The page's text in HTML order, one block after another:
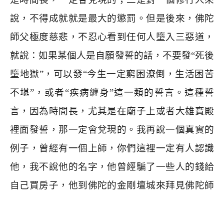
說，不得成就就是最大的懲罰。但是後來，佛陀
師父極度慈悲，不忍心看到任何人墮入三惡道，
就說：如果某個人是自願發誓的話，不要發“死後
墮地獄”，可以發“今生一定窮困潦倒，生活困苦
不堪” ，或者“疾病纏身”這一類的誓言。這種誓
言，因為時間長，尤其是在廟子上或者大雄寶殿
裡面發誓，那一定會兌現的。我再說一個真實的
例子，曾經有一個上師，你們這裡一定有人認識
他，我不說他的名字，他曾經騙了一些人的錢給
自己買房子，他到佛陀的金剛壇城來拜見佛陀師